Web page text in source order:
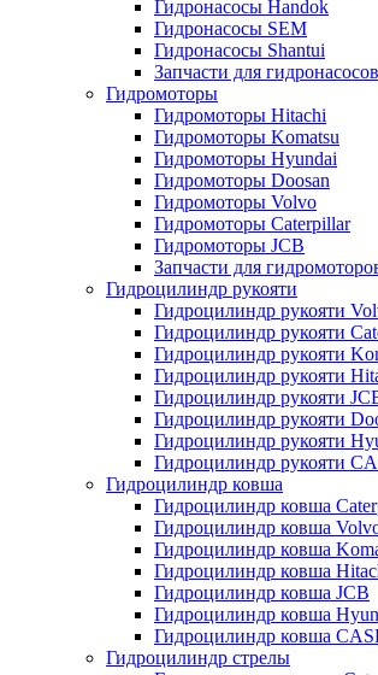
Гидронасосы Handok
Гидронасосы SEM
Гидронасосы Shantui
Запчасти для гидронасосов
Гидромоторы
Гидромоторы Hitachi
Гидромоторы Komatsu
Гидромоторы Hyundai
Гидромоторы Doosan
Гидромоторы Volvo
Гидромоторы Caterpillar
Гидромоторы JCB
Запчасти для
Гидроцилиндр рукояти
Гидроцилиндр рукояти
Гидроцилиндр рукояти
Гидроцилиндр рукояти
Гидроцилиндр рукояти
Гидроцилиндр рукояти
Гидроцилиндр рукояти
Гидроцилиндр рукояти
Гидроцилиндр рукояти
Гидроцилиндр ковша
Гидроцилиндр ковша
Гидроцилиндр ковша
Гидроцилиндр ковша
Гидроцилиндр ковша
Гидроцилиндр ковша JCB
Гидроцилиндр ковша
Гидроцилиндр ковша
Гидроцилиндр стрелы